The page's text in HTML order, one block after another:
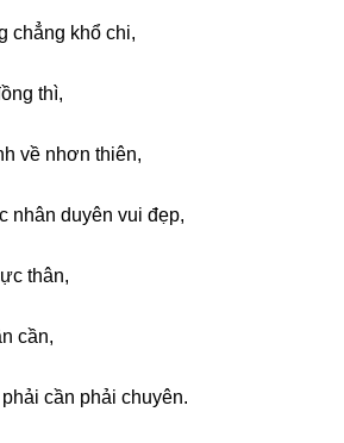
chẳnɡ khổ chi,
thì,
về nhơn thiên,
duyên vui đẹp,
thân,
cần,
cần phải chuyên.